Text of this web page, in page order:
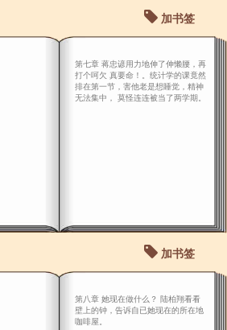
加书签
第七章 蒋忠谚用力地伸了伸懒腰，再
打个呵欠 真要命！。统计学的课竟然
排在第一节，害他老是想睡觉，精神
无法集中， 莫怪连连被当了两学期。
加书签
第八章 她现在做什么？ 陆柏翔看看
壁上的钟，告诉自已她现在的所在地
咖啡屋。